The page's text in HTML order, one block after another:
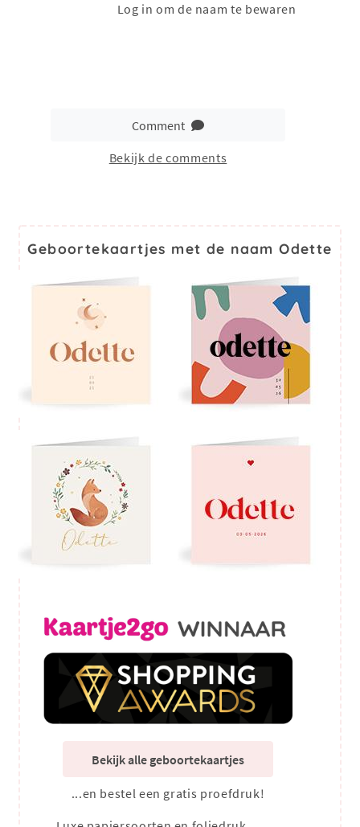
Log in om de naam te bewaren
Comment
Bekijk de comments
Geboortekaartjes met de naam Odette
Bekijk alle geboortekaartjes
...en bestel een gratis proefdruk!